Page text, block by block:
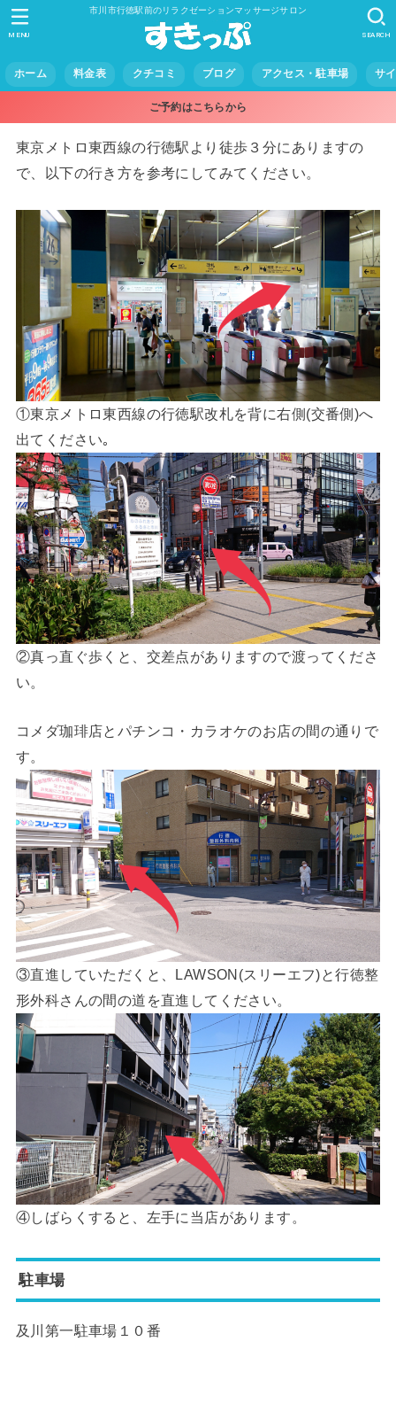
市川市行徳駅前のリラクゼーションマッサージサロン
ホーム 料金表 クチコミ ブログ アクセス・駐車場 サ
SEARCH
MENU
ご予約はこちらから
東京メトロ東西線の行徳駅より徒歩３分にありますの
で、以下の行き方を参考にしてみてください。
①東京メトロ東西線の行徳駅改札を背に右側(交番側)へ
出てください｡
②真っ直ぐ歩くと、交差点がありますので渡ってくださ
い。
コメダ珈琲店とパチンコ・カラオケのお店の間の通りで
す。
③直進していただくと、LAWSON(スリーエフ)と行徳整
形外科さんの間の道を直進してください。
④しばらくすると、左手に当店があります。
駐車場
及川第一駐車場１０番